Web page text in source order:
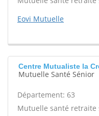
Eovi Mutuelle
Centre Mutualiste la
Mutuelle Santé Sénior
Département: 63
Mutuelle santé retraite